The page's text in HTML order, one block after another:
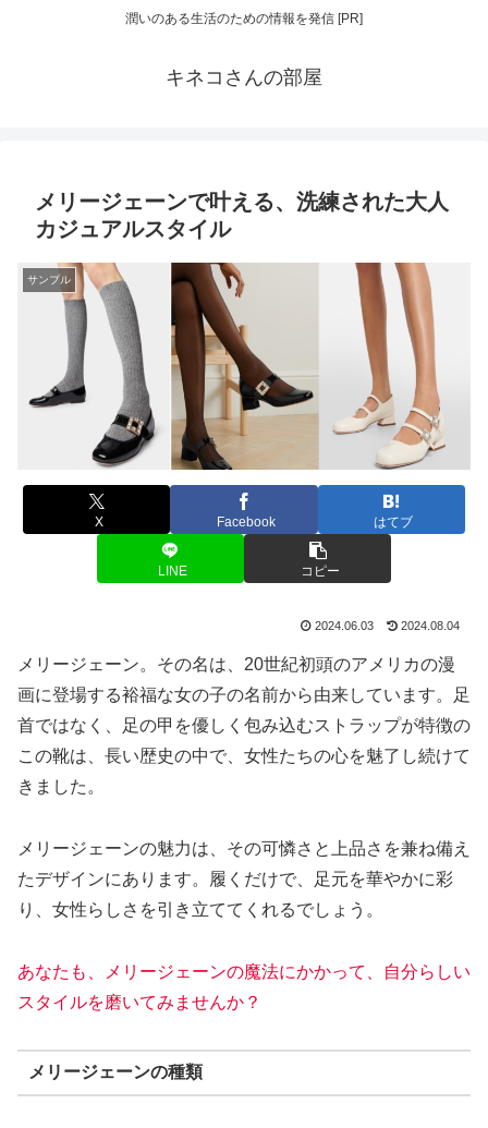
潤いのある生活のための情報を発信 [PR]
キネコさんの部屋
メリージェーンで叶える、洗練された大人
カジュアルスタイル
サンプル
X Facebook はてブ
LINE コピー
2024.06.03 2024.08.04
メリージェーン。その名は、20世紀初頭のアメリカの漫
画に登場する裕福な女の子の名前から由来しています。足
首ではなく、足の甲を優しく包み込むストラップが特徴の
この靴は、長い歴史の中で、女性たちの心を魅了し続けて
きました。
メリージェーンの魅力は、その可憐さと上品さを兼ね備え
たデザインにあります。履くだけで、足元を華やかに彩
り、女性らしさを引き立ててくれるでしょう。
あなたも、メリージェーンの魔法にかかって、自分らしい
スタイルを磨いてみませんか？
メリージェーンの種類